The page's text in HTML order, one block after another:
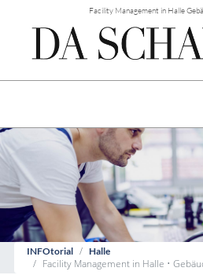
Facility Management in Halle
INFOtorial Halle
Facility Management in Halle •